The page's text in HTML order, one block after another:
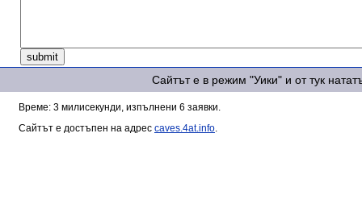
Сайтът е в режим "Уики" и от тук
Време: 3 милисекунди, изпълнени 6 заявки.
Сайтът е достъпен на адрес caves.4at.info.